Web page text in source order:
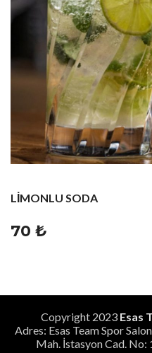
LİMONLU SODA
70 ₺
Copyright 2023 Esas
Adres: Esas Team Spor
Mah. İstasyon Cad. No: